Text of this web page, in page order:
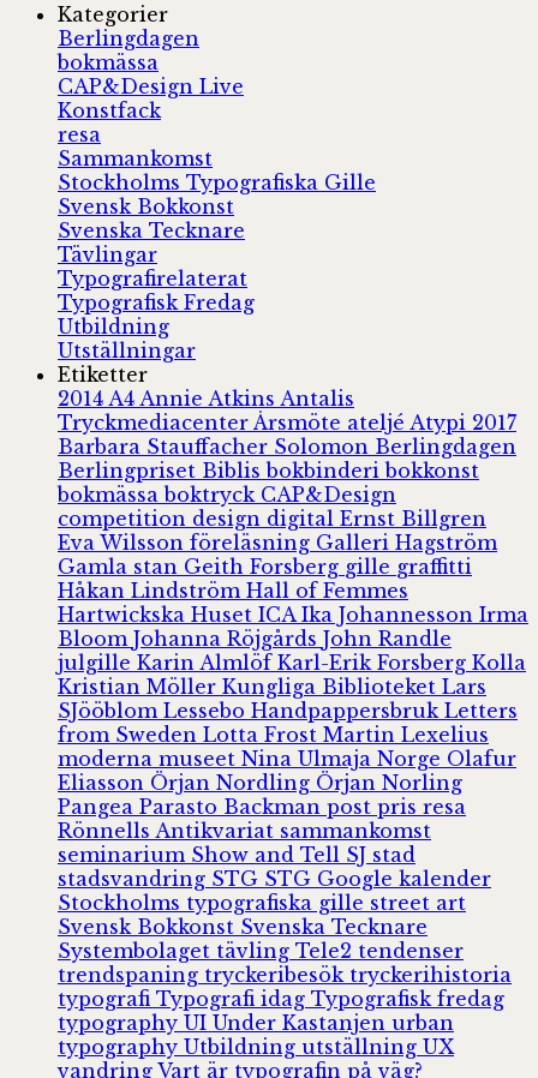
Kategorier
Berlingdagen
bokmässa
CAP&Design Live
Konstfack
resa
Sammankomst
Stockholms Typografiska Gille
Svensk Bokkonst
Svenska Tecknare
Tävlingar
Typografirelaterat
Typografisk Fredag
Utbildning
Utställningar
Etiketter
2014 A4 Annie Atkins Antalis
Tryckmediacenter Årsmöte ateljé Atypi 2017
Barbara Stauffacher Solomon Berlingdagen
Berlingpriset Biblisbokbinderibokkonst
bokmässaboktryck CAP&Design
competition design digital Ernst Billgren
Eva Wilsson föreläsning Galleri Hagström
Gamla stan Geith Forsberg gille graffitti
Håkan Lindström Hall of Femmes
Hartwickska Huset ICA Ika Johannesson Irma
Bloom Johanna Röjgårds John Randle
julgille Karin Almlöf Karl-Erik Forsberg Kolla
Kristian Möller Kungliga Biblioteket Lars
SJööblom Lessebo Handpappersbruk Letters
from Sweden Lotta Frost Martin Lexelius
moderna museet Nina Ulmaja Norge Olafur
Eliasson Örjan Nordling Örjan Norling
Pangea Parasto Backman post pris resa
Rönnells Antikvariat sammankomst
seminarium Show and Tell SJ stad
stadsvandring STG STG Google kalender
Stockholms typografiska gille street art
Svensk Bokkonst Svenska Tecknare
Systembolaget tävling Tele2 tendenser
trendspaning tryckeribesök tryckerihistoria
typografi Typografi idag Typografisk fredag
typography UI Under Kastanjen urban
typography Utbildning utställning UX
vandring Vart är typografin på väg?